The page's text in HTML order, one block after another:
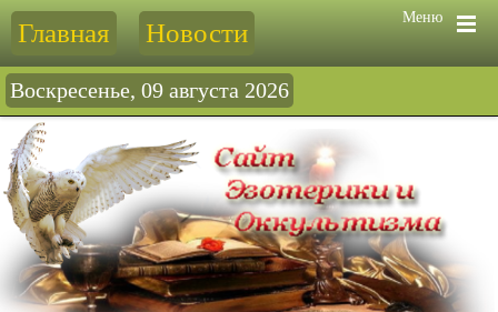
Меню
Главная Новости
Воскресенье, 09 августа 2026